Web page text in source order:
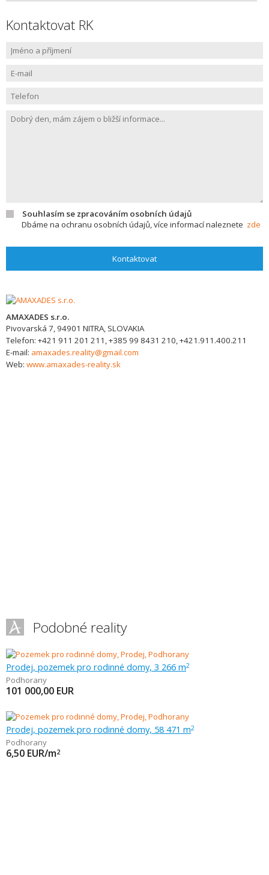
Kontaktovat RK
Souhlasím se zpracováním osobních údajů
Dbáme na ochranu osobních údajů, více informací naleznete zde
Kontaktovat
AMAXADES s.r.o.
Pivovarská 7,94901 NITRA, SLOVAKIA
Telefon: +421 911 201 211, +385 99 8431 210, +421.911.400.211
E-mail: amaxades.reality@gmail.com
Web: www.amaxades-reality.sk
Podobné reality
Prodej, pozemek pro rodinné domy, 3 266 m2
Podhorany
101 000,00 EUR
Prodej, pozemek pro rodinné domy, 58 471 m2
Podhorany
6,50 EUR/m2